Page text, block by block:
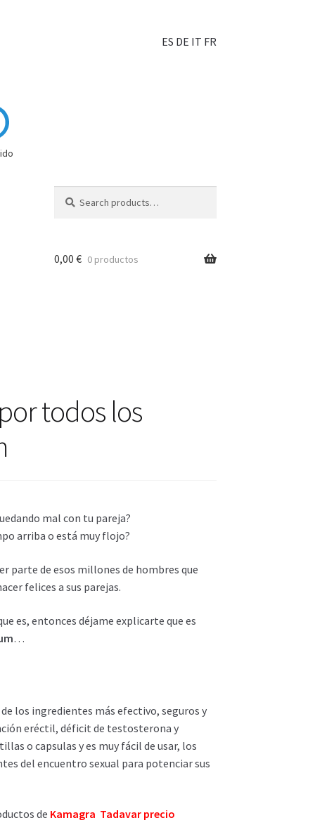
ES DE IT FR
0,00 € 0 productos
todos los
mal con tu pareja?
arriba o está muy flojo?
parte de esos millones de hombres que
felices a sus parejas.
es, entonces déjame explicarte que es
…
los ingredientes más efectivo, seguros y
eréctil, déficit de testosterona y
o capsulas y es muy fácil de usar, los
del encuentro sexual para potenciar sus
de Kamagra Tadavar precio